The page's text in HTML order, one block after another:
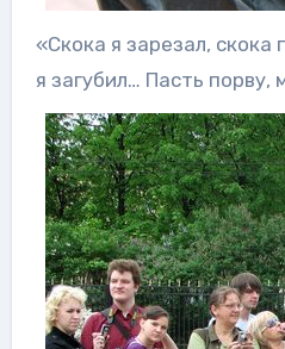
«Скока я зарезал, скока
я загубил… Пасть